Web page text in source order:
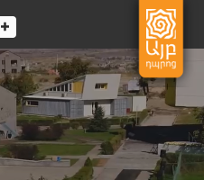
Social links dropdown button